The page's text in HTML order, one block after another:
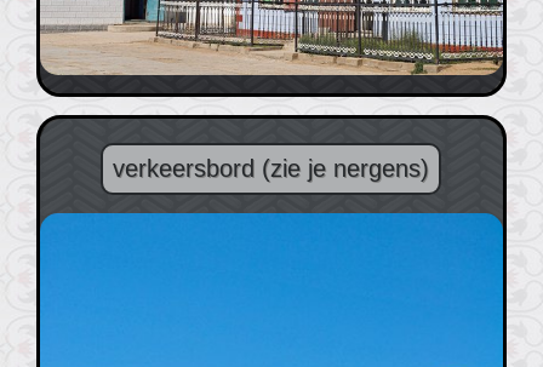
verkeersbord (zie je nergens)